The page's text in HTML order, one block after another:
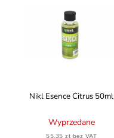
Najdroższe
Alfabetycznie
Nikl Esence Citrus 50ml
Wyprzedane
55,35 zł bez VAT